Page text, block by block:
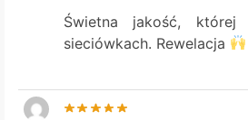
Świetna jakość,
sieciówkach. Rewelacja